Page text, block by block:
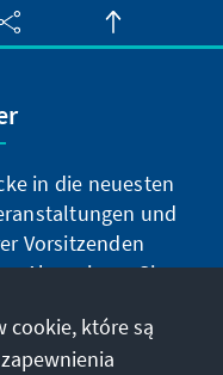
in die neuesten
und
Vorsitzenden
Abonnieren Sie
cookie, które są